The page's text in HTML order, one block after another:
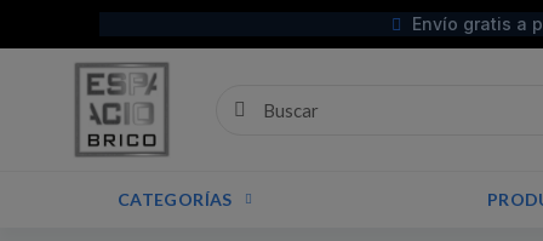
Envío gratis a
CATEGORÍAS